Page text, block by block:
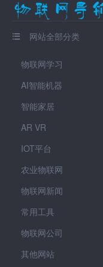
 网站全部分类
物联网学习
AI智能机器
智能家居
AR VR
IOT平台
农业物联网
物联网新闻
常用工具
物联网公司
其他网站